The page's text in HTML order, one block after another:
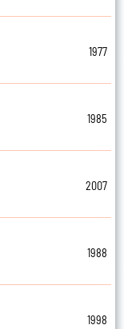
1977
1985
2007
1988
1998